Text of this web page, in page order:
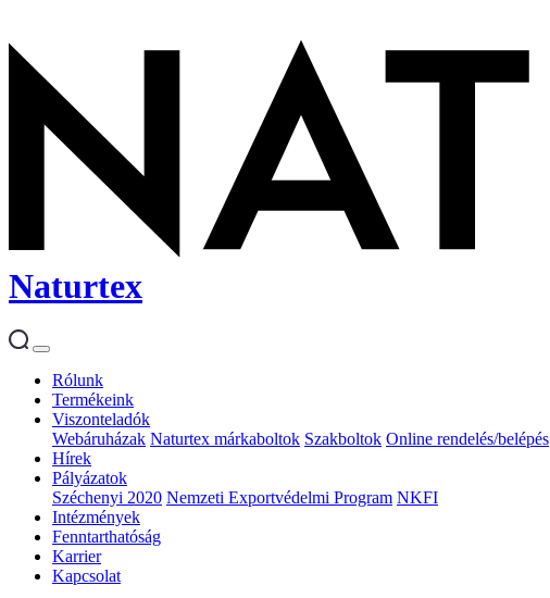
Naturtex
Rólunk
Termékeink
Viszonteladók
Webáruházak Naturtex márkaboltok Szakboltok Online rendelés/belépés
Hírek
Pályázatok
Széchenyi 2020 Nemzeti Exportvédelmi Program NKFI
Intézmények
Fenntarthatóság
Karrier
Kapcsolat